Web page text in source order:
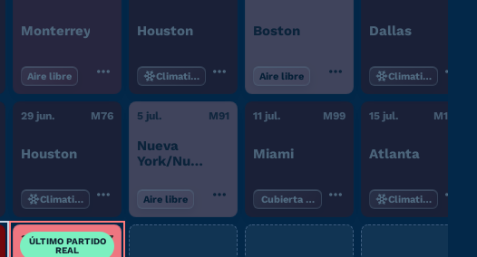
Monterrey
Aire libre
Houston
Climatizado
Boston
Aire libre
Dallas
Climatizado
29 jun. M76
Houston
Climatizado
5 jul. M91
Nueva
York/Nueva
Aire libre
11 jul. M99
Miami
Cubierta parcial
15 jul. M102
Atlanta
Climatizado
ÚLTIMO PARTIDO
REAL
30 jun. M77